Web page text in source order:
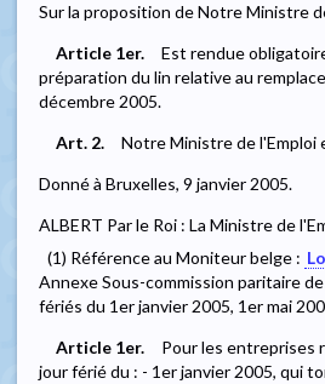
Sur la proposition de Notre Ministre
Article 1er.
Est rendue
préparation du lin relative au
décembre 2005.
Art. 2.
Notre Ministre de l'Emploi
Donné à Bruxelles, 9 janvier 2005.
ALBERT Par le Roi : La Ministre de
(1) Référence au Moniteur belge :
Annexe Sous-commission paritaire
fériés du 1er janvier 2005, 1er mai
Article 1er.
Pour les entreprises
jour férié du : - 1er janvier 2005, qui